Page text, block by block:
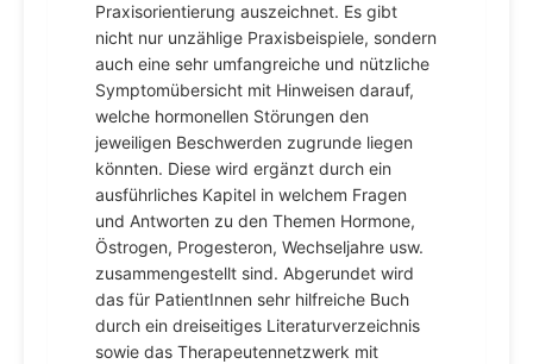
Praxisorientierung auszeichnet. Es gibt
nicht nur unzählige Praxisbeispiele, sondern
auch eine sehr umfangreiche und nützliche
Symptomübersicht mit Hinweisen darauf,
welche hormonellen Störungen den
jeweiligen Beschwerden zugrunde liegen
könnten. Diese wird ergänzt durch ein
ausführliches Kapitel in welchem Fragen
und Antworten zu den Themen Hormone,
Östrogen, Progesteron, Wechseljahre usw.
zusammengestellt sind. Abgerundet wird
das für PatientInnen sehr hilfreiche Buch
durch ein dreiseitiges Literaturverzeichnis
sowie das Therapeutennetzwerk mit